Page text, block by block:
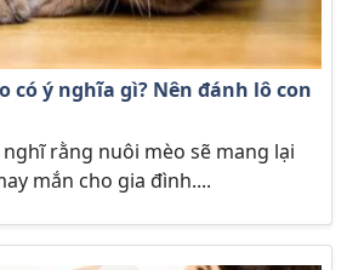
có ý nghĩa gì? Nên đánh lô con
rằng nuôi mèo sẽ mang lại
mắn cho gia đình....